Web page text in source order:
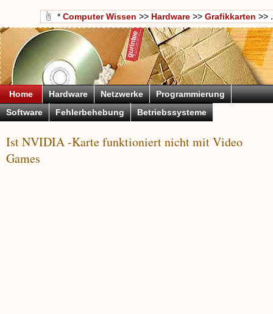
*Computer Wissen >> Hardware >> Grafikkarten >> .
Home Hardware Netzwerke
Programmierung
Software
Fehlerbehebung Betriebssysteme
Ist NVIDIA -Karte funktioniert nicht mit Video
Games